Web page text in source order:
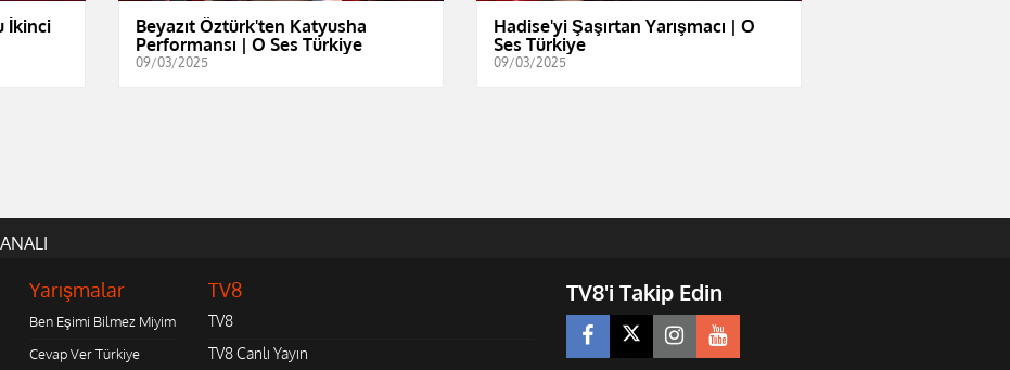
İkinci
Beyazıt Öztürk'ten Katyusha
Performansı | O Ses Türkiye
09/03/2025
Hadise'yi Şaşırtan Yarışmacı | O
Ses Türkiye
09/03/2025
Yarışmalar
Ben Eşimi Bilmez Miyim
Cevap Ver Türkiye
TV8
TV8
TV8 Canlı Yayın
TV8'i Takip Edin